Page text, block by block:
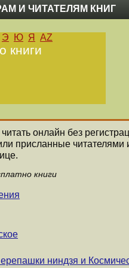
И ЧИТАТЕЛЯМ КНИГ
Э Ю Я AZ
книги
онлайн без
присланные читателями
книги
ниндзя и